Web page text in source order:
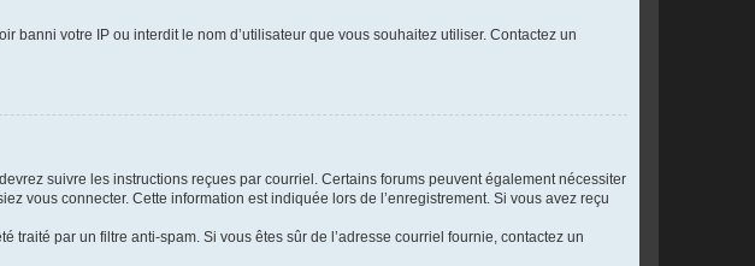
banni votre IP ou interdit le nom d’utilisateur que vous souhaitez utiliser. Contactez un
suivre les instructions reçues par courriel. Certains forums peuvent également nécessiter
vous connecter. Cette information est indiquée lors de l’enregistrement. Si vous avez reçu
par un filtre anti-spam. Si vous êtes sûr de l’adresse courriel fournie, contactez un